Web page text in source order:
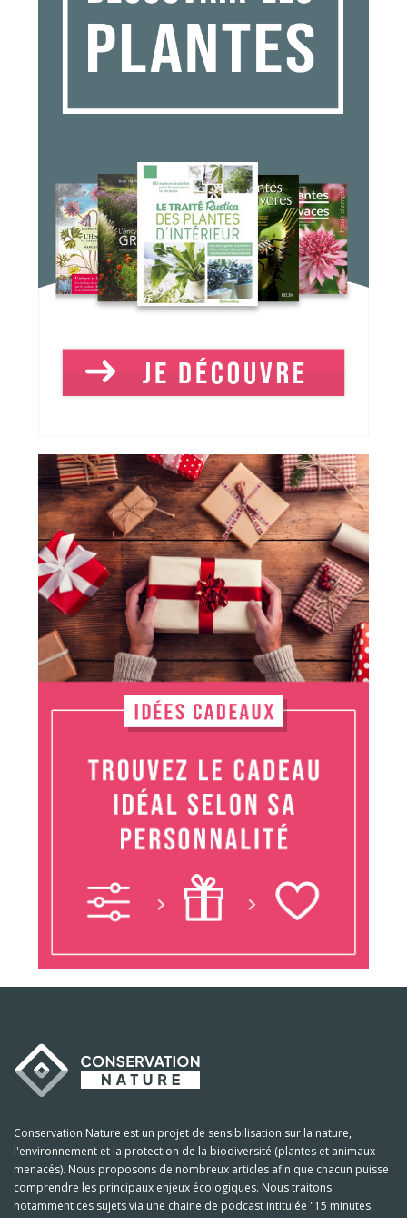
Conservation Nature est un projet de sensibilisation sur la nature,
l'environnement et la protection de la biodiversité (plantes et animaux
menacés). Nous proposons de nombreux articles afin que chacun puisse
comprendre les principaux enjeux écologiques. Nous traitons
notamment ces sujets via une chaine de podcast intitulée "15 minutes